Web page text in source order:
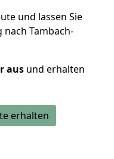
und lassen Sie
Tambach-
aus und erhalten
erhalten